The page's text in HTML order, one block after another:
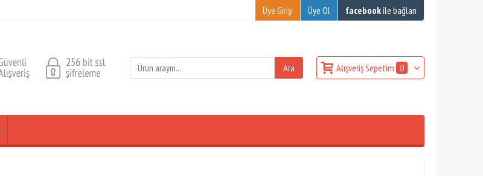
Üye Girişi Üye Ol facebookile bağlan
Alışveriş Sepetim 0